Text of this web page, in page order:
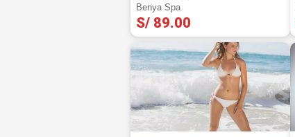
Benya Spa
S/ 89.00